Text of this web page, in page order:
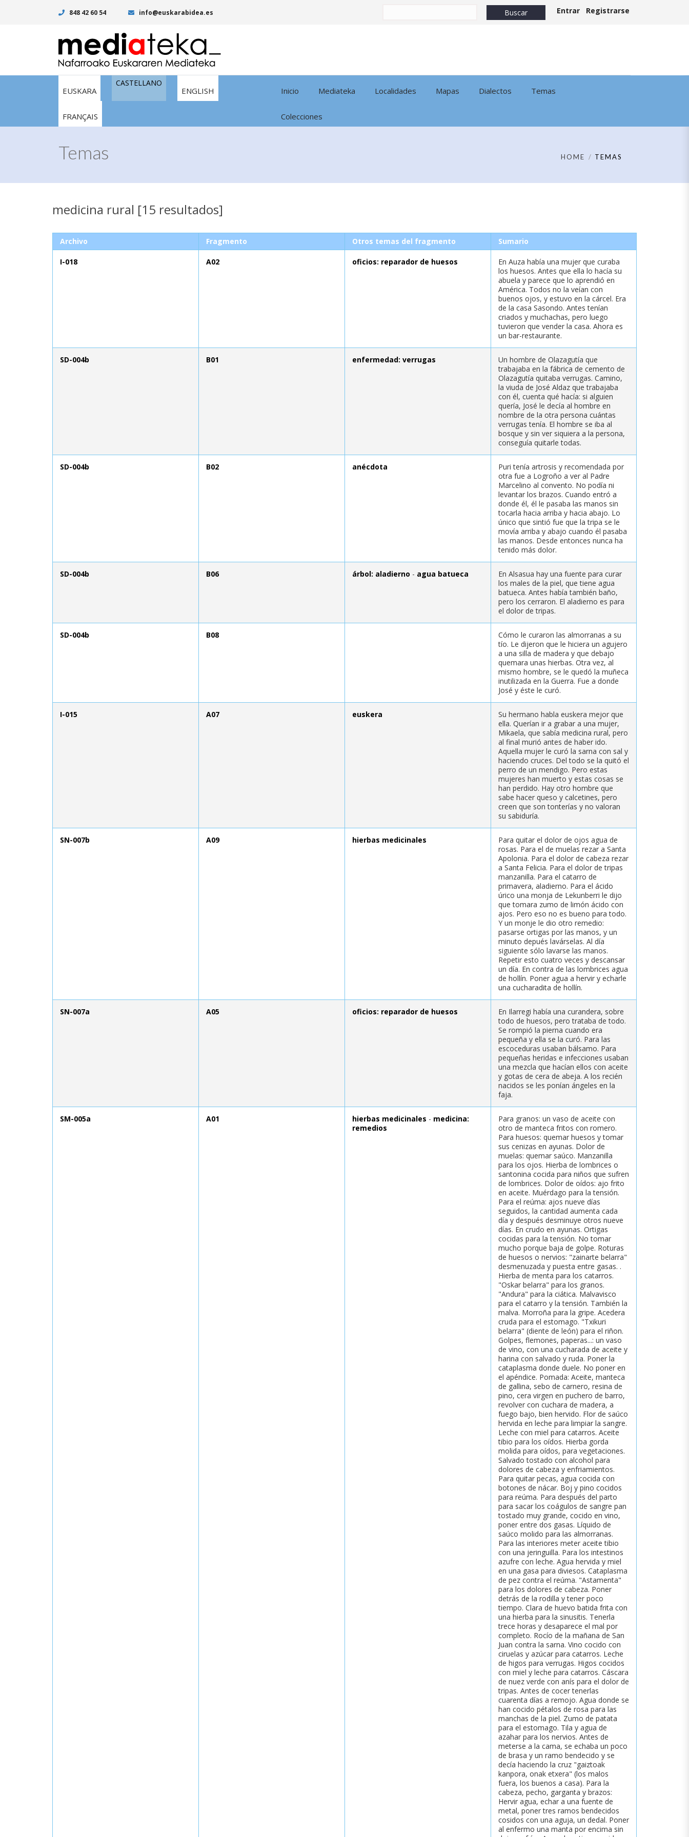
848 42 60 54 info@euskarabidea.es Entrar Registrarse
EUSKARA
CASTELLANO
ENGLISH
FRANÇAIS
Inicio Mediateka Localidades Mapas Dialectos Temas
Colecciones
Temas HOME TEMAS
medicina rural [15 resultados]
Archivo Fragmento Otros temas del fragmento Sumario
I-018 A02 oficios: reparador de huesos
En Auza había una mujer que curaba
los huesos. Antes que ella lo hacía su
abuela y parece que lo aprendió en
América. Todos no la veían con
buenos ojos, y estuvo en la cárcel. Era
de la casa Sasondo. Antes tenían
criados y muchachas, pero luego
tuvieron que vender la casa. Ahora es
un bar-restaurante.
SD-004b B01 enfermedad: verrugas
Un hombre de Olazagutía que
trabajaba en la fábrica de cemento de
Olazagutía quitaba verrugas. Camino,
la viuda de José Aldaz que trabajaba
con él, cuenta qué hacía: si alguien
quería, José le decía al hombre en
nombre de la otra persona cuántas
verrugas tenía. El hombre se iba al
bosque y sin ver siquiera a la persona,
conseguía quitarle todas.
SD-004b B02 anécdota
Puri tenía artrosis y recomendada por
otra fue a Logroño a ver al Padre
Marcelino al convento. No podía ni
levantar los brazos. Cuando entró a
donde él, él le pasaba las manos sin
tocarla hacia arriba y hacia abajo. Lo
único que sintió fue que la tripa se le
movía arriba y abajo cuando él pasaba
las manos. Desde entonces nunca ha
tenido más dolor.
SD-004b B06 árbol: aladierno - agua batueca
En Alsasua hay una fuente para curar
los males de la piel, que tiene agua
batueca. Antes había también baño,
pero los cerraron. El aladierno es para
el dolor de tripas.
SD-004b B08
Cómo le curaron las almorranas a su
tío. Le dijeron que le hiciera un agujero
a una silla de madera y que debajo
quemara unas hierbas. Otra vez, al
mismo hombre, se le quedó la muñeca
inutilizada en la Guerra. Fue a donde
José y éste le curó.
I-015 A07 euskera
Su hermano habla euskera mejor que
ella. Querían ir a grabar a una mujer,
Mikaela, que sabía medicina rural, pero
al final murió antes de haber ido.
Aquella mujer le curó la sarna con sal y
haciendo cruces. Del todo se la quitó el
perro de un mendigo. Pero estas
mujeres han muerto y estas cosas se
han perdido. Hay otro hombre que
sabe hacer queso y calcetines, pero
creen que son tonterías y no valoran
su sabiduría.
SN-007b A09 hierbas medicinales
Para quitar el dolor de ojos agua de
rosas. Para el de muelas rezar a Santa
Apolonia. Para el dolor de cabeza rezar
a Santa Felicia. Para el dolor de tripas
manzanilla. Para el catarro de
primavera, aladierno. Para el ácido
úrico una monja de Lekunberri le dijo
que tomara zumo de limón ácido con
ajos. Pero eso no es bueno para todo.
Y un monje le dio otro remedio:
pasarse ortigas por las manos, y un
minuto depués lavárselas. Al día
siguiente sólo lavarse las manos.
Repetir esto cuatro veces y descansar
un día. En contra de las lombrices agua
de hollín. Poner agua a hervir y echarle
una cucharadita de hollín.
SN-007a A05 oficios: reparador de huesos
En Ilarregi había una curandera, sobre
todo de huesos, pero trataba de todo.
Se rompió la pierna cuando era
pequeña y ella se la curó. Para las
escoceduras usaban bálsamo. Para
pequeñas heridas e infecciones usaban
una mezcla que hacían ellos con aceite
y gotas de cera de abeja. A los recién
nacidos se les ponían ángeles en la
faja.
SM-005a A01 hierbas medicinales - medicina:
remedios
Para granos: un vaso de aceite con
otro de manteca fritos con romero.
Para huesos: quemar huesos y tomar
sus cenizas en ayunas. Dolor de
muelas: quemar saúco. Manzanilla
para los ojos. Hierba de lombrices o
santonina cocida para niños que sufren
de lombrices. Dolor de oídos: ajo frito
en aceite. Muérdago para la tensión.
Para el reúma: ajos nueve días
seguidos, la cantidad aumenta cada
día y después desminuye otros nueve
días. En crudo en ayunas. Ortigas
cocidas para la tensión. No tomar
mucho porque baja de golpe. Roturas
de huesos o nervios: "zainarte belarra"
desmenuzada y puesta entre gasas. .
Hierba de menta para los catarros.
"Oskar belarra" para los granos.
"Andura" para la ciática. Malvavisco
para el catarro y la tensión. También la
malva. Morroña para la gripe. Acedera
cruda para el estomago. "Txikuri
belarra" (diente de león) para el riñon.
Golpes, flemones, paperas...: un vaso
de vino, con una cucharada de aceite y
harina con salvado y ruda. Poner la
cataplasma donde duele. No poner en
el apéndice. Pomada: Aceite, manteca
de gallina, sebo de carnero, resina de
pino, cera virgen en puchero de barro,
revolver con cuchara de madera, a
fuego bajo, bien hervido. Flor de saúco
hervida en leche para limpiar la sangre.
Leche con miel para catarros. Aceite
tibio para los oídos. Hierba gorda
molida para oídos, para vegetaciones.
Salvado tostado con alcohol para
dolores de cabeza y enfriamientos.
Para quitar pecas, agua cocida con
botones de nácar. Boj y pino cocidos
para reúma. Para después del parto
para sacar los coágulos de sangre pan
tostado muy grande, cocido en vino,
poner entre dos gasas. Líquido de
saúco molido para las almorranas.
Para las interiores meter aceite tibio
con una jeringuilla. Para los intestinos
azufre con leche. Agua hervida y miel
en una gasa para diviesos. Cataplasma
de pez contra el reúma. "Astamenta"
para los dolores de cabeza. Poner
detrás de la rodilla y tener poco
tiempo. Clara de huevo batida frita con
una hierba para la sinusitis. Tenerla
trece horas y desaparece el mal por
completo. Rocío de la mañana de San
Juan contra la sarna. Vino cocido con
ciruelas y azúcar para catarros. Leche
de higos para verrugas. Higos cocidos
con miel y leche para catarros. Cáscara
de nuez verde con anís para el dolor de
tripas. Antes de cocer tenerlas
cuarenta días a remojo. Agua donde se
han cocido pétalos de rosa para las
manchas de la piel. Zumo de patata
para el estomago. Tila y agua de
azahar para los nervios. Antes de
meterse a la cama, se echaba un poco
de brasa y un ramo bendecido y se
decía haciendo la cruz "gaiztoak
kanpora, onak etxera" (los malos
fuera, los buenos a casa). Para la
cabeza, pecho, garganta y brazos:
Hervir agua, echar a una fuente de
metal, poner tres ramos bendecidos
cosidos con una aguja, un dedal. Poner
al enfermo una manta por encima sin